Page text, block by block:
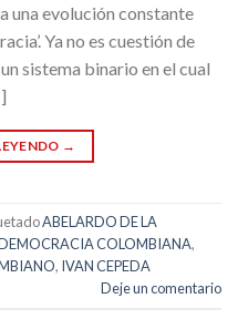
una evolución constante
Ya no es cuestión de
sistema binario en el cual
→
ABELARDO DE LA
COLOMBIANA,
, IVAN CEPEDA
Deje un comentario